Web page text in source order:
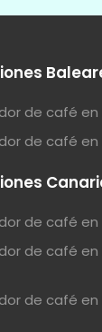
de café en
de café en
de café en
de café en
de café